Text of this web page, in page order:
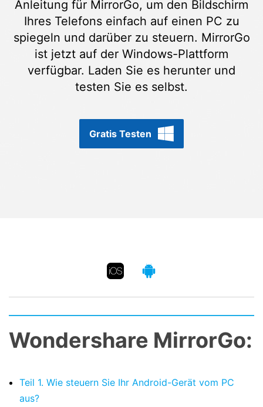
Suchen
Anleitung für MirrorGo, um den Bildschirm
Ihres Telefons einfach auf einen PC zu
spiegeln und darüber zu steuern. MirrorGo
ist jetzt auf der Windows-Plattform
verfügbar. Laden Sie es herunter und
testen Sie es selbst.
Gratis Testen
Wondershare MirrorGo:
Teil 1. Wie steuern Sie Ihr Android-Gerät vom PC
aus?